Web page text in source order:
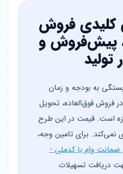
کلیدی فروش
پیش‌فروش و
به بودجه و زمان
فروش فوق‌العاده، تحویل
حداکثر ۹۰ روزه است. قیمت در این طرح
نمی‌کند. برای تامین وجه،
ضمانت وام با کدملی -
دریافت تسهیلات